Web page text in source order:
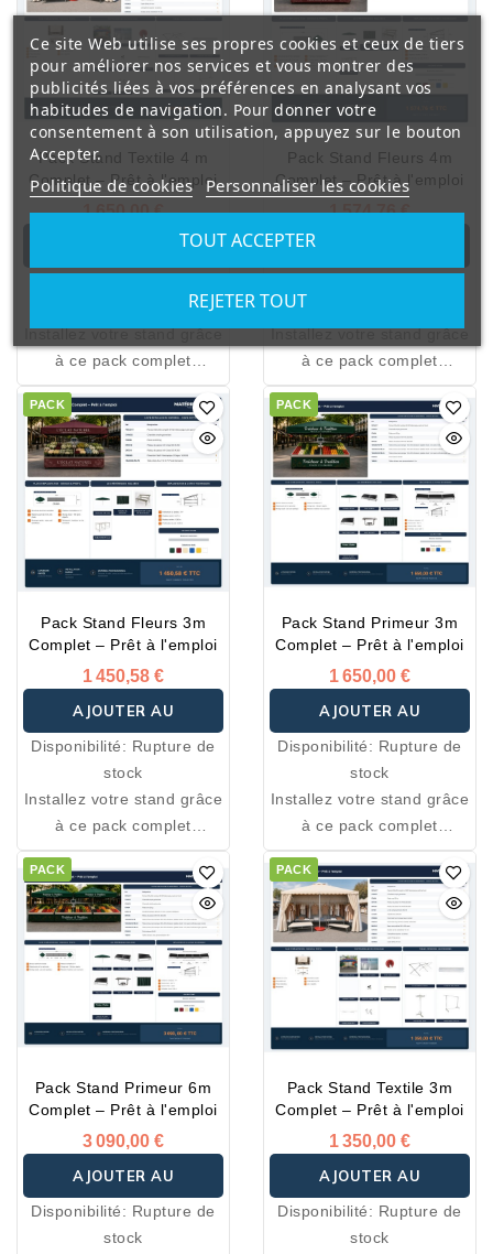
Pack Stand Textile 4 m
Complet – Prêt à l'emploi
1 650,00 €
Installez votre stand grâce
à ce pack complet
spécialement conçu pour
les marchés, foires,
salons et événements.
Tous les équipements
essentiels sont inclus pour
démarrer votre activité
immédiatement.
Pack Stand Fleurs 4m
Complet – Prêt à l'emploi
1 574,76 €
Installez votre stand grâce
à ce pack complet
spécialement conçu pour
les marchés, foires,
salons et événements.
Tous les équipements
essentiels sont inclus pour
démarrer votre activité
immédiatement.
PACK
Pack Stand Fleurs 3m
Complet – Prêt à l'emploi
1 450,58 €
AJOUTER AU
PANIER
Disponibilité: Rupture de
stock
Installez votre stand grâce
à ce pack complet
spécialement conçu pour
les marchés, foires,
salons et événements.
Tous les équipements
essentiels sont inclus pour
démarrer votre activité
immédiatement.
PACK
Pack Stand Primeur 3m
Complet – Prêt à l'emploi
1 650,00 €
AJOUTER AU
PANIER
Disponibilité: Rupture de
stock
Installez votre stand grâce
à ce pack complet
spécialement conçu pour
les marchés, foires,
salons et événements.
Tous les équipements
essentiels sont inclus pour
démarrer votre activité
immédiatement.
PACK
Pack Stand Primeur 6m
Complet – Prêt à l'emploi
3 090,00 €
AJOUTER AU
PANIER
Disponibilité: Rupture de
stock
PACK
Pack Stand Textile 3m
Complet – Prêt à l'emploi
1 350,00 €
AJOUTER AU
PANIER
Disponibilité: Rupture de
stock
Ce site Web utilise ses propres cookies et ceux de tiers
pour améliorer nos services et vous montrer des
publicités liées à vos préférences en analysant vos
habitudes de navigation. Pour donner votre
consentement à son utilisation, appuyez sur le bouton
Accepter.
Politique de cookies Personnaliser les cookies
REJETER TOUT
TOUT ACCEPTER